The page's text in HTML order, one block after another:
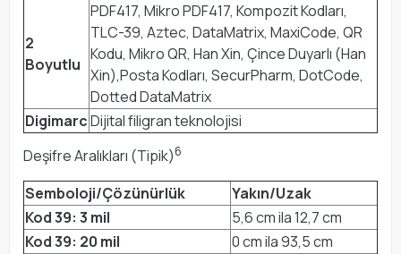
2
Boyutlu
PDF417, Mikro PDF417, Kompozit Kodları,
TLC-39, Aztec, DataMatrix, MaxiCode, QR
Kodu, Mikro QR, Han Xin, Çince Duyarlı (Han
Xin),Posta Kodları, SecurPharm, DotCode,
Dotted DataMatrix
DigimarcDijital filigran teknolojisi
Deşifre Aralıkları (Tipik)6
Semboloji/Çözünürlük
Yakın/Uzak
Kod 39: 3 mil
5,6 cm ila 12,7 cm
Kod 39: 20 mil
0 cm ila 93,5 cm